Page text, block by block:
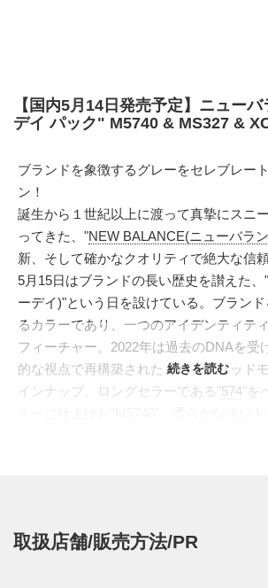
【国内5月14日発売予定】ニュー
デイ パック" M5740 & MS327 &
ブランドを象徴するグレーをセレブレー
ン！
誕生から１世紀以上に渡って真摯にスニ
ってきた、"NEW BALANCE(ニューバラ
新、そして確かなクオリティで絶大な信
5月15日はブランドの長い歴史を讃えた、
ーデイ)"という日を設けている。ブラン
るカラーであり、一つのアイデンティテ
フィーチャー。2022年は過去のDNAを受
的な視点で再構築された、ハイブリッド
インナップ。ロングセラーである"574"を
ポーティなイメージを作り出した。グレ
続きを読む
取扱店舗/販売方法/PR